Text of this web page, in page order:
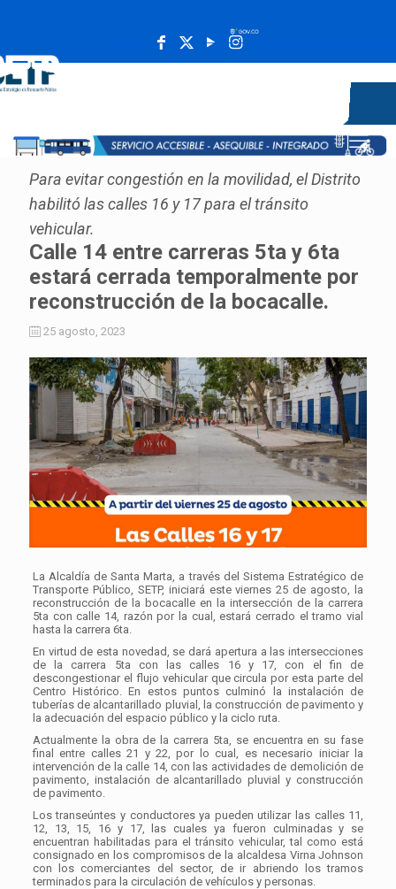
Para evitar congestión en la movilidad, el Distrito
habilitó las calles 16 y 17 para el tránsito
vehicular.
Calle 14 entre carreras 5ta y 6ta
estará cerrada temporalmente por
reconstrucción de la bocacalle.
25 agosto, 2023
La Alcaldía de Santa Marta, a través del Sistema Estratégico de
Transporte Público, SETP, iniciará este viernes 25 de agosto, la
reconstrucción de la bocacalle en la intersección de la carrera
5ta con calle 14, razón por la cual, estará cerrado el tramo vial
hasta la carrera 6ta.
En virtud de esta novedad, se dará apertura a las intersecciones
de la carrera 5ta con las calles 16 y 17, con el fin de
descongestionar el flujo vehicular que circula por esta parte del
Centro Histórico. En estos puntos culminó la instalación de
tuberías de alcantarillado pluvial, la construcción de pavimento y
la adecuación del espacio público y la ciclo ruta.
Actualmente la obra de la carrera 5ta, se encuentra en su fase
final entre calles 21 y 22, por lo cual, es necesario iniciar la
intervención de la calle 14, con las actividades de demolición de
pavimento, instalación de alcantarillado pluvial y construcción
de pavimento.
Los transeúntes y conductores ya pueden utilizar las calles 11,
12, 13, 15, 16 y 17, las cuales ya fueron culminadas y se
encuentran habilitadas para el tránsito vehicular, tal como está
consignado en los compromisos de la alcaldesa Virna Johnson
con los comerciantes del sector, de ir abriendo los tramos
terminados para la circulación de vehículos y personas.